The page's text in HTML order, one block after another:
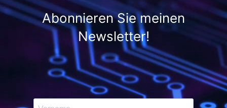
Abonnieren Sie meinen
Newsletter!